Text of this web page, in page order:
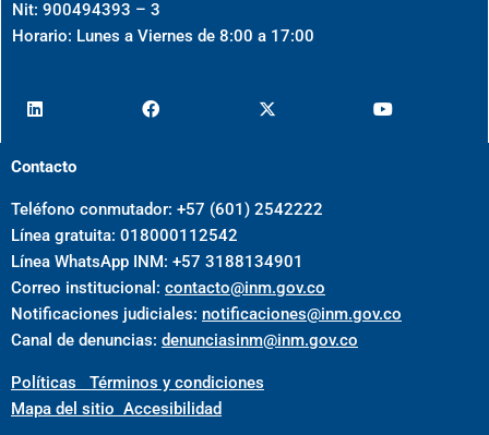
Nit: 900494393 – 3
Horario: Lunes a Viernes de 8:00 a 17:00
Contacto
Teléfono conmutador: +57 (601) 2542222
Línea gratuita: 018000112542
Línea WhatsApp INM: +57 3188134901
Correo institucional: contacto@inm.gov.co
Notificaciones judiciales: notificaciones@inm.gov.co
Canal de denuncias: denunciasinm@inm.gov.co
Políticas Términos y condiciones
Mapa del sitio Accesibilidad